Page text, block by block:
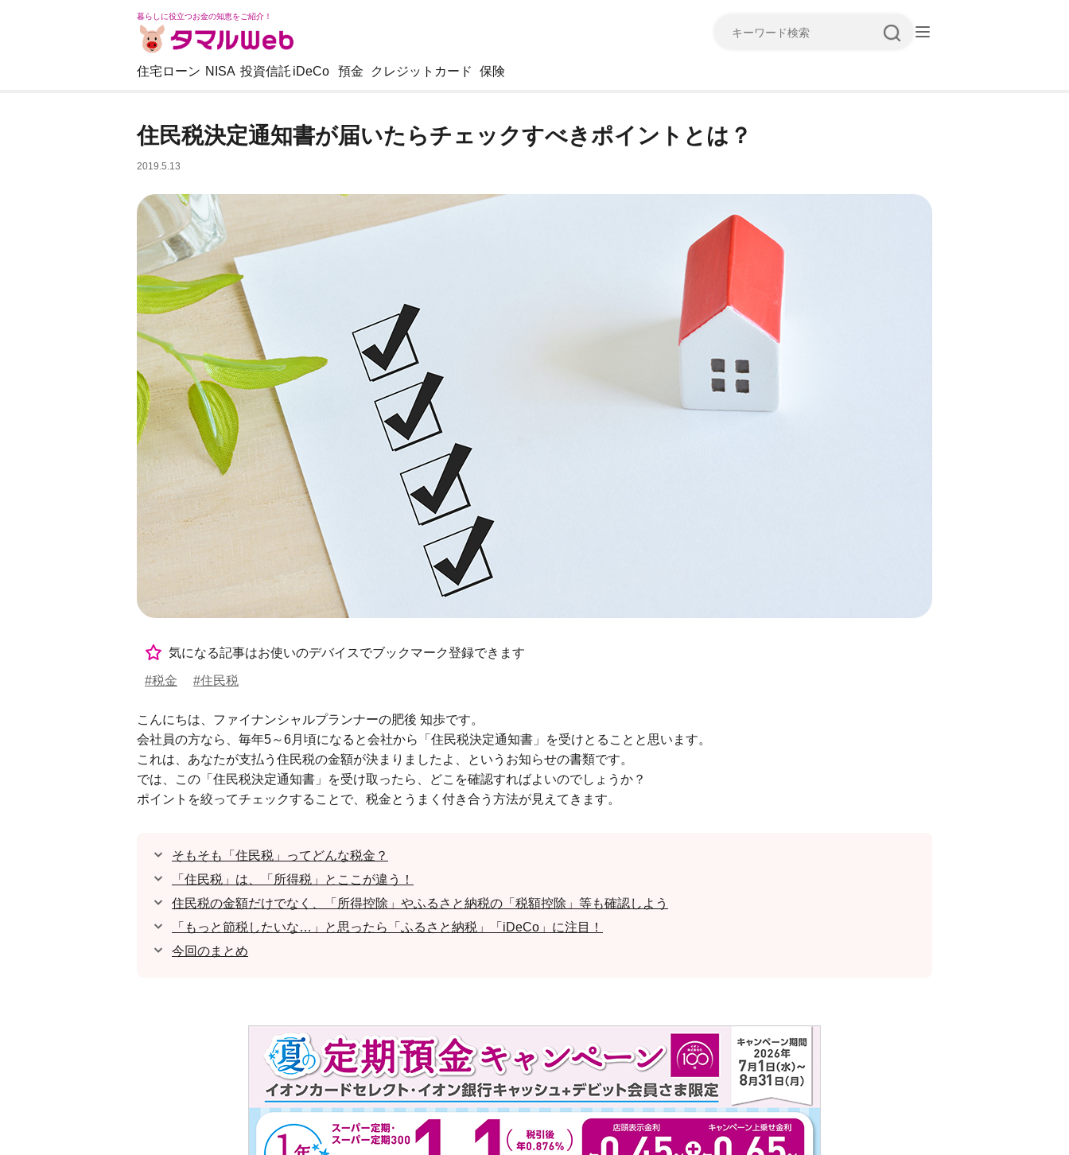
暮らしに役立つお金の知恵をご紹介！
キーワード検索
住宅ローン NISA 投資信託 iDeCo 預金 クレジットカード 保険
住民税決定通知書が届いたらチェックすべきポイントとは？
2019.5.13
気になる記事はお使いのデバイスでブックマーク登録できます
#税金 #住民税
こんにちは、ファイナンシャルプランナーの肥後 知歩です。
会社員の方なら、毎年5～6月頃になると会社から「住民税決定通知書」を受けとることと思います。
これは、あなたが支払う住民税の金額が決まりましたよ、というお知らせの書類です。
では、この「住民税決定通知書」を受け取ったら、どこを確認すればよいのでしょうか？
ポイントを絞ってチェックすることで、税金とうまく付き合う方法が見えてきます。
そもそも「住民税」ってどんな税金？
「住民税」は、「所得税」とここが違う！
住民税の金額だけでなく、「所得控除」やふるさと納税の「税額控除」等も確認しよう
「もっと節税したいな…」と思ったら「ふるさと納税」「iDeCo」に注目！
今回のまとめ